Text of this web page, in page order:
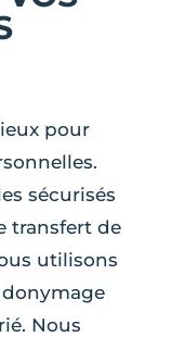
pour
sécurisés
transfert de
utilisons
Nous